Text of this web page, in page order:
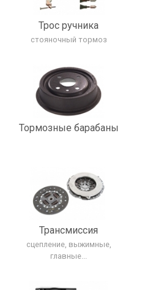
Трос ручника
стояночный тормоз
Тормозные барабаны
Трансмиcсия
сцепление, выжимные,
главные...